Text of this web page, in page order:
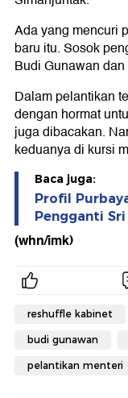
Ada yang mencuri
baru itu. Sosok
Budi Gunawan
Dalam pelantikan
dengan hormat
juga dibacakan.
keduanya di kursi
Baca juga:
Profil
Pengganti
(whn/imk)
reshuffle kabinet
budi gunawan
pelantikan menteri